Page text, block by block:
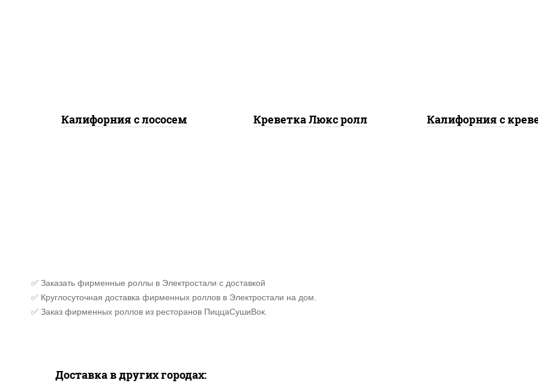
Калифорния с лососем Креветка Люкс ролл Калифорния с
✅ Заказать фирменные роллы в Электростали с доставкой
✅ Круглосуточная доставка фирменных роллов в Электростали на дом.
✅ Заказ фирменных роллов из ресторанов ПиццаСушиВок.
Доставка в других городах: